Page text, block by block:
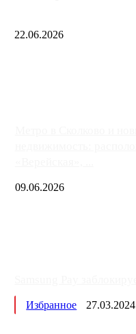
22.06.2026
09.06.2026
Избранное 27.03.2024